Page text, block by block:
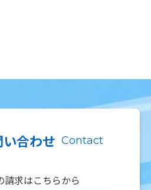
い合わせ Contact
請求はこちらから